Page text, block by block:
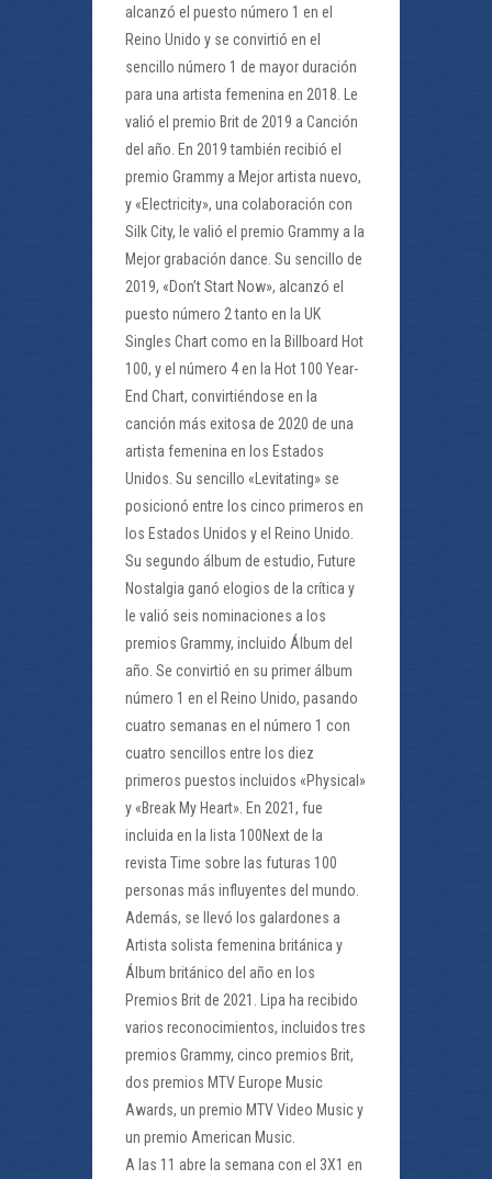
alcanzó el puesto número 1 en el
Reino Unido y se convirtió en el
sencillo número 1 de mayor duración
para una artista femenina en 2018. Le
valió el premio Brit de 2019 a Canción
del año. En 2019 también recibió el
premio Grammy a Mejor artista nuevo,
y «Electricity», una colaboración con
Silk City, le valió el premio Grammy a la
Mejor grabación dance. Su sencillo de
2019, «Don’t Start Now», alcanzó el
puesto número 2 tanto en la UK
Singles Chart como en la Billboard Hot
100, y el número 4 en la Hot 100 Year-
End Chart, convirtiéndose en la
canción más exitosa de 2020 de una
artista femenina en los Estados
Unidos. Su sencillo «Levitating» se
posicionó entre los cinco primeros en
los Estados Unidos y el Reino Unido.
Su segundo álbum de estudio, Future
Nostalgia ganó elogios de la crítica y
le valió seis nominaciones a los
premios Grammy, incluido Álbum del
año. Se convirtió en su primer álbum
número 1 en el Reino Unido, pasando
cuatro semanas en el número 1 con
cuatro sencillos entre los diez
primeros puestos incluidos «Physical»
y «Break My Heart». En 2021, fue
incluida en la lista 100Next de la
revista Time sobre las futuras 100
personas más influyentes del mundo.
Además, se llevó los galardones a
Artista solista femenina británica y
Álbum británico del año en los
Premios Brit de 2021. Lipa ha recibido
varios reconocimientos, incluidos tres
premios Grammy, cinco premios Brit,
dos premios MTV Europe Music
Awards, un premio MTV Video Music y
un premio American Music.
A las 11 abre la semana con el 3X1 en